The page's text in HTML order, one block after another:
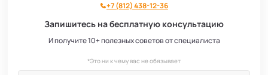
+7 (812) 438-12-36
Запишитесь на бесплатную консультацию
И получите 10+ полезных советов от специалиста
*Это ни к чему вас не обязывает